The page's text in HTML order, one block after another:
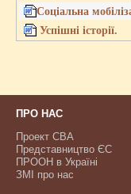
Соціальна
Успішні історії.
ПРО НАС
Проект CBA
Представництво ЄС
ПРООН в Україні
ЗМІ про нас